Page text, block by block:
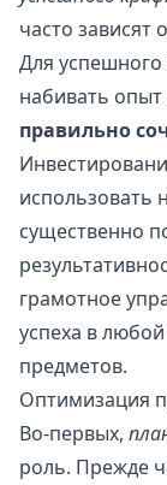
часто зависят
Для
набивать
правильно
использовать
существенно
грамотное
успеха в
предметов.
Оптимизация
Во-первых,
роль. Прежде